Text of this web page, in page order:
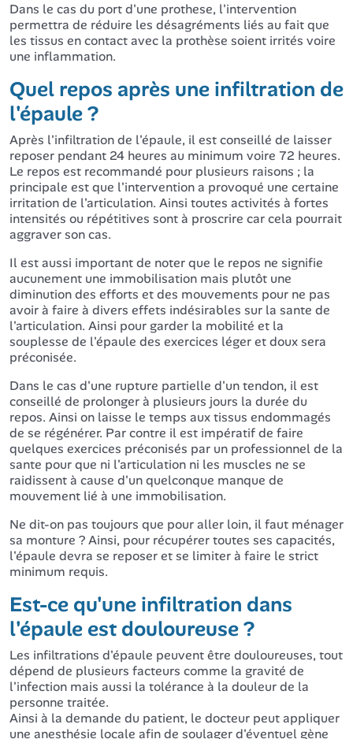
Dans le cas du port d'une prothese, l'intervention
permettra de réduire les désagréments liés au fait que
les tissus en contact avec la prothèse soient irrités voire
une inflammation.
Quel repos après une infiltration de
l'épaule ?
Après l'infiltration de l'épaule, il est conseillé de laisser
reposer pendant 24 heures au minimum voire 72 heures.
Le repos est recommandé pour plusieurs raisons ; la
principale est que l'intervention a provoqué une certaine
irritation de l'articulation. Ainsi toutes activités à fortes
intensités ou répétitives sont à proscrire car cela pourrait
aggraver son cas.
Il est aussi important de noter que le repos ne signifie
aucunement une immobilisation mais plutôt une
diminution des efforts et des mouvements pour ne pas
avoir à faire à divers effets indésirables sur la sante de
l'articulation. Ainsi pour garder la mobilité et la
souplesse de l'épaule des exercices léger et doux sera
préconisée.
Dans le cas d'une rupture partielle d'un tendon, il est
conseillé de prolonger à plusieurs jours la durée du
repos. Ainsi on laisse le temps aux tissus endommagés
de se régénérer. Par contre il est impératif de faire
quelques exercices préconisés par un professionnel de la
sante pour que ni l'articulation ni les muscles ne se
raidissent à cause d'un quelconque manque de
mouvement lié à une immobilisation.
Ne dit-on pas toujours que pour aller loin, il faut ménager
sa monture ? Ainsi, pour récupérer toutes ses capacités,
l'épaule devra se reposer et se limiter à faire le strict
minimum requis.
Est-ce qu'une infiltration dans
l'épaule est douloureuse ?
Les infiltrations d'épaule peuvent être douloureuses, tout
dépend de plusieurs facteurs comme la gravité de
l'infection mais aussi la tolérance à la douleur de la
personne traitée.
Ainsi à la demande du patient, le docteur peut appliquer
une anesthésie locale afin de soulager d'éventuel gène